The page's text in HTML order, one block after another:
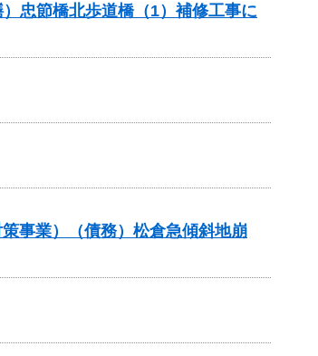
忠節橋北歩道橋（1）補修工事に
事業）（債務）松倉急傾斜地崩